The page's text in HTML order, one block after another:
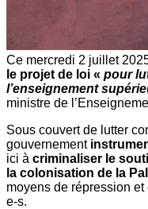
Ce mercredi 2 juillet
le projet de loi « pour
l’enseignement
ministre de
Sous couvert de lutter
gouvernement
ici à criminaliser le
la colonisation de la
moyens de répression
e-s.